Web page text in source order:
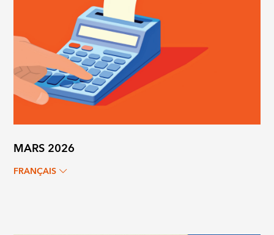
MARS 2026
FRANÇAIS